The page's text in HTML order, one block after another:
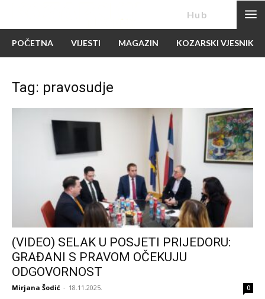
Hub
POČETNA VIJESTI MAGAZIN KOZARSKI VJESNIK
Tag: pravosudje
(VIDEO) SELAK U POSJETI PRIJEDORU:
GRAĐANI S PRAVOM OČEKUJU
ODGOVORNOST
Mirjana Šodić - 18.11.2025. 0